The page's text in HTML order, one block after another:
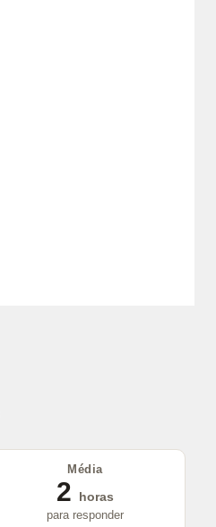
Média
2
horas
para responder